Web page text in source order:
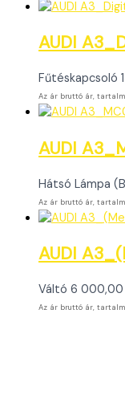
AUDI
Fűtéskapcsoló
Az ár bruttó ár,
AUDI
Hátsó Lámpa
Az ár bruttó ár,
AUDI
Váltó 6 000,00
Az ár bruttó ár,